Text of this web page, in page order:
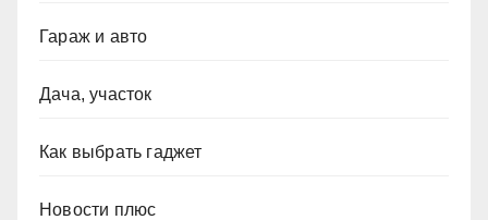
Гараж и авто
Дача, участок
Как выбрать гаджет
Новости плюс